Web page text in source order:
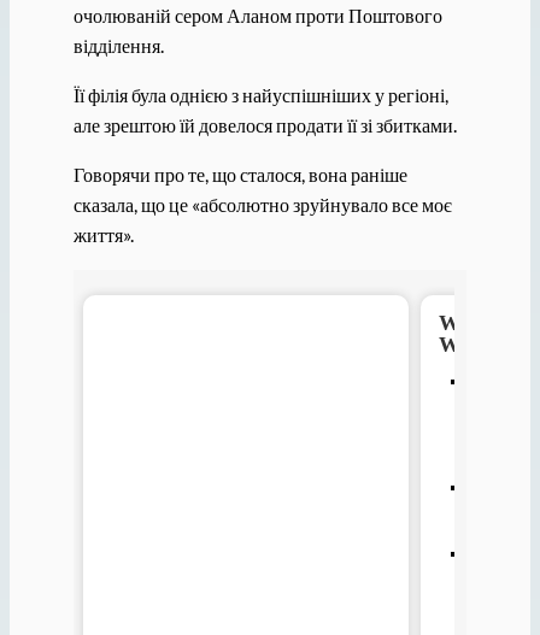
очолюваній сером Аланом проти Поштового
відділення.
Її філія була однією з найуспішніших у регіоні,
але зрештою їй довелося продати її зі збитками.
Говорячи про те, що сталося, вона раніше
сказала, що це «абсолютно зруйнувало все моє
життя».